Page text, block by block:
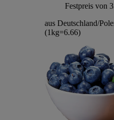
Festpreis von
aus Deutschland/
(1kg=6.66)